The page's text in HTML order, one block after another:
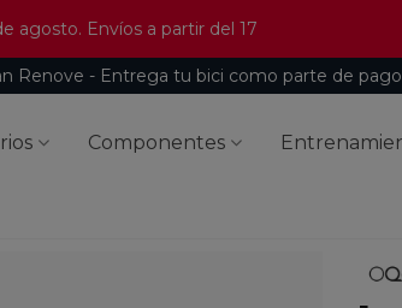
agosto. Envíos a partir del 17
Renove - Entrega tu bici como parte de pago
Componentes